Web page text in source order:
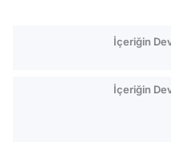
İçeriğin
İçeriğin